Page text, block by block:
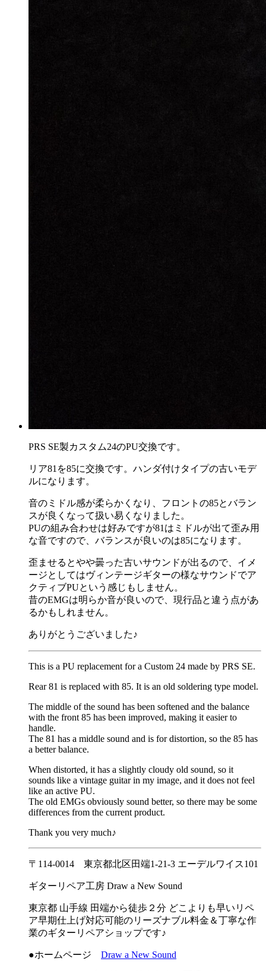
PRS SE製カスタム24のPU交換です。
リア81を85に交換です。ハンダ付けタイプの古いモデ
ルになります。
音のミドル感が柔らかくなり、フロントの85とバラン
スが良くなって扱い易くなりました。
PUの組み合わせは好みですが81はミドルが出て歪み用
な音ですので、バランスが良いのは85になります。
歪ませるとやや曇った古いサウンドが出るので、イメ
ージとしてはヴィンテージギターの様なサウンドでア
クティブPUという感じもしません。
昔のEMGは明らか音が良いので、現行品と違う点があ
るかもしれません。
ありがとうございました♪
This is a PU replacement for a Custom 24 made by PRS SE.
Rear 81 is replaced with 85. It is an old soldering type model.
The middle of the sound has been softened and the balance
with the front 85 has been improved, making it easier to
handle.
The 81 has a middle sound and is for distortion, so the 85 has
a better balance.
When distorted, it has a slightly cloudy old sound, so it
sounds like a vintage guitar in my image, and it does not feel
like an active PU.
The old EMGs obviously sound better, so there may be some
differences from the current product.
Thank you very much♪
〒114-0014 東京都北区田端1-21-3 エーデルワイス101
ギターリペア工房 Draw a New Sound
東京都 山手線 田端から徒歩２分 どこよりも早いリペ
ア早期仕上げ対応可能のリーズナブル料金＆丁寧な作
業のギターリペアショップです♪
●ホームページ Draw a New Sound